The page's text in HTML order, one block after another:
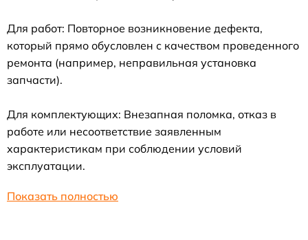
Для работ: Повторное возникновение дефекта,
который прямо обусловлен с качеством проведенного
ремонта (например, неправильная установка
запчасти).
Для комплектующих: Внезапная поломка, отказ в
работе или несоответствие заявленным
характеристикам при соблюдении условий
эксплуатации.
Показать полностью